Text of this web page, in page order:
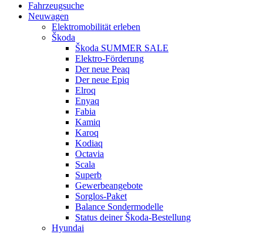
Fahrzeugsuche
Neuwagen
Elektromobilität erleben
Škoda
Škoda SUMMER SALE
Elektro-Förderung
Der neue Peaq
Der neue Epiq
Elroq
Enyaq
Fabia
Kamiq
Karoq
Kodiaq
Octavia
Scala
Superb
Gewerbeangebote
Sorglos-Paket
Balance Sondermodelle
Status deiner Škoda-Bestellung
Hyundai